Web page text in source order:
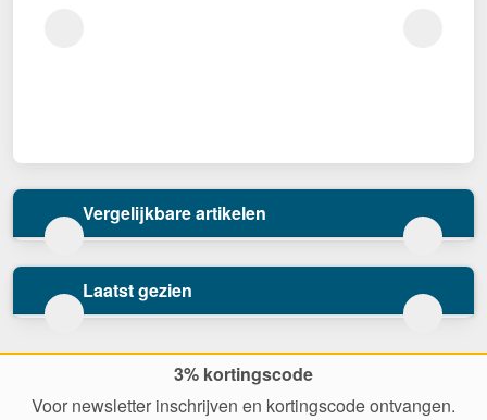
Vergelijkbare artikelen
Laatst gezien
3% kortingscode
Voor newsletter inschrijven en kortingscode ontvangen.